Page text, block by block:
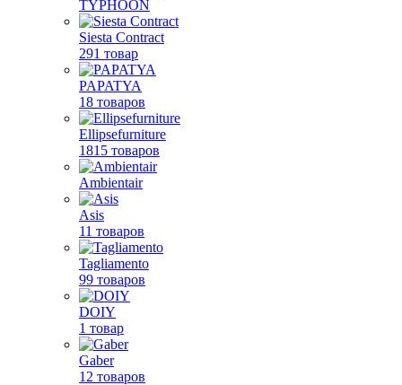
TYPHOON
Siesta Contract
291 товар
PAPATYA
18 товаров
Ellipsefurniture
1815 товаров
Ambientair
Asis
11 товаров
Tagliamento
99 товаров
DOIY
1 товар
Gaber
12 товаров